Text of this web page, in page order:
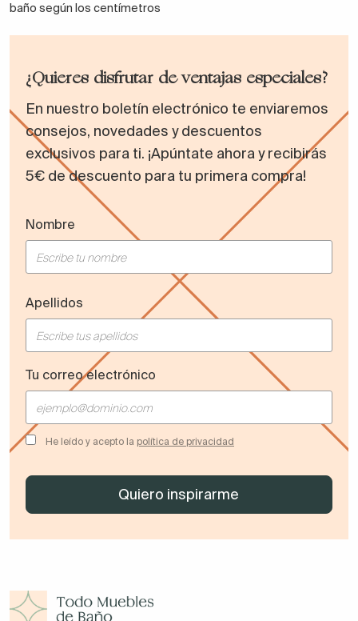
baño según los centímetros
¿Quieres disfrutar de ventajas especiales?
En nuestro boletín electrónico te enviaremos
consejos, novedades y descuentos
exclusivos para ti. ¡Apúntate ahora y recibirás
5€ de descuento para tu primera compra!
Nombre
Apellidos
Tu correo electrónico
He leído y acepto la política de privacidad